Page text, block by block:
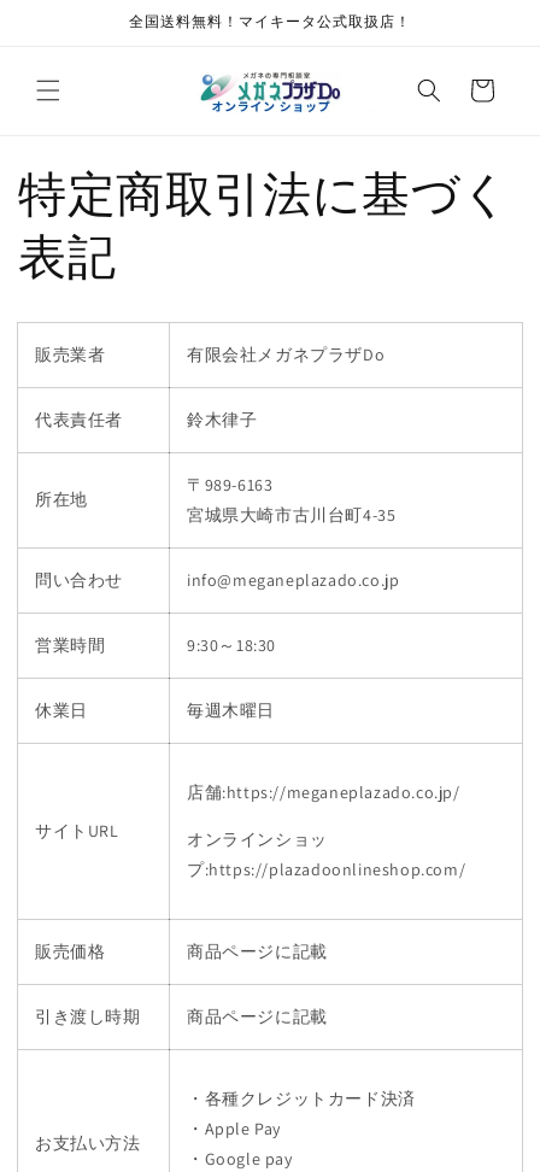
全国送料無料！マイキータ公式取扱店！
ー
特定商取引法に基づく
表記
販売業者 有限会社メガネプラザDo
代表責任者 鈴木律子
所在地
〒989-6163
宮城県大崎市古川台町4-35
問い合わせ info@meganeplazado.co.jp
営業時間 9:30～18:30
休業日 毎週木曜日
サイトURL
店舗:https://meganeplazado.co.jp/
オンラインショッ
プ:https://plazadoonlineshop.com/
販売価格 商品ページに記載
引き渡し時期 商品ページに記載
お支払い方法
・各種クレジットカード決済
・Apple Pay
・Google pay